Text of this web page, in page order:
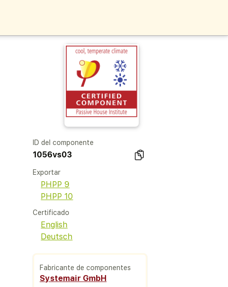
ID del componente
1056vs03
Exportar
PHPP 9
PHPP 10
Certificado
English
Deutsch
Fabricante de componentes
Systemair GmbH